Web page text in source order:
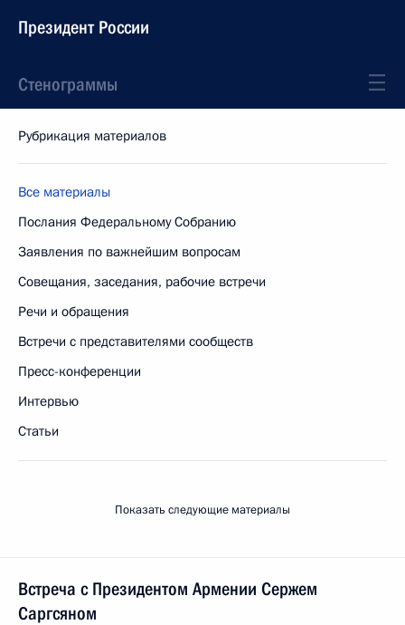
Президент России
Стенограммы
Рубрикация материалов
Все материалы
Послания Федеральному Собранию
Заявления по важнейшим вопросам
Совещания, заседания, рабочие встречи
Речи и обращения
Встречи с представителями сообществ
Пресс-конференции
Интервью
Статьи
Показать следующие материалы
Встреча с Президентом Армении Сержем
Саргсяном